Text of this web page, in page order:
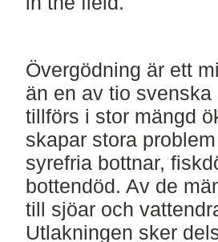
Övergödning är ett
än en av tio
tillförs i stor mängd
skapar stora
syrefria bottnar,
bottendöd. Av de
till sjöar och
Utlakningen sker